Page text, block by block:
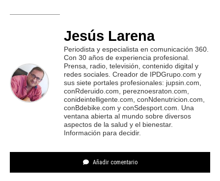
Jesús Larena
Periodista y especialista en comunicación 360.
Con 30 años de experiencia profesional.
Prensa, radio, televisión, contenido digital y
redes sociales. Creador de IPDGrupo.com y
sus siete portales profesionales: jupsin.com,
conRderuido.com, pereznoesraton.com,
conideintelligente.com, conNdenutricion.com,
conBdebike.com y conSdesport.com. Una
ventana abierta al mundo sobre diversos
aspectos de la salud y el bienestar.
Información para decidir.
Añadir comentario